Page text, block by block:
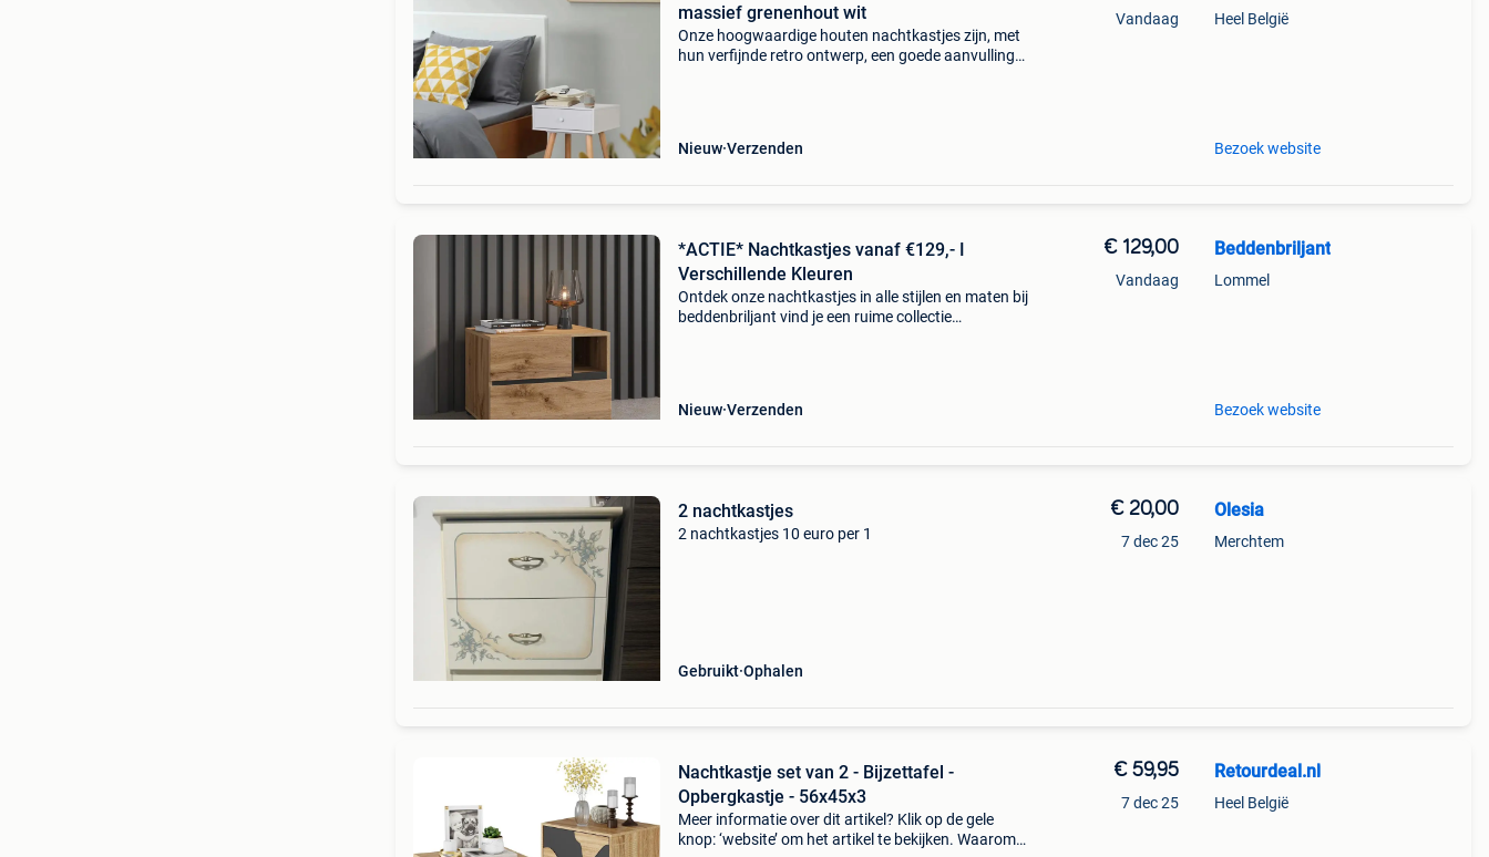
massief grenenhout wit
Onze hoogwaardige houten nachtkastjes zijn, met
hun verfijnde retro ontwerp, een goede aanvulling
Nieuw Verzenden
Vandaag Heel België
Bezoek website
*ACTIE* Nachtkastjes vanaf €129,- I
Verschillende Kleuren
Ontdek onze nachtkastjes in alle stijlen en maten bij
beddenbriljant vind je een ruime collectie
Nieuw Verzenden
€ 129,00
Vandaag
Beddenbriljant
Lommel
Bezoek website
2 nachtkastjes
2 nachtkastjes 10 euro per 1
Gebruikt Ophalen
€ 20,00
7 dec 25
Olesia
Merchtem
Nachtkastje set van 2 - Bijzettafel -
Opbergkastje - 56x45x3
Meer informatie over dit artikel? Klik op de gele
knop: ‘website’ om het artikel te bekijken. Waarom
€ 59,95
7 dec 25
Retourdeal.nl
Heel België